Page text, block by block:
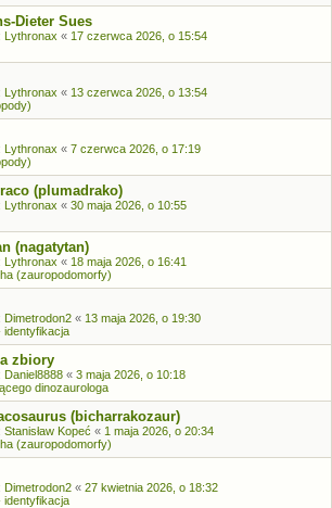
Dieter Sues
Lythronax « 17 czerwca 2026, o 15:54
Lythronax « 13 czerwca 2026, o 13:54
Lythronax « 7 czerwca 2026, o 17:19
(plumadrako)
Lythronax « 30 maja 2026, o 10:55
(nagatytan)
Lythronax « 18 maja 2026, o 16:41
(zauropodomorfy)
Dimetrodon2 « 13 maja 2026, o 19:30
identyfikacja
zbiory
Daniel8888 « 3 maja 2026, o 10:18
dinozaurologa
(bicharrakozaur)
Stanisław Kopeć « 1 maja 2026, o 20:34
(zauropodomorfy)
Dimetrodon2 « 27 kwietnia 2026, o 18:32
identyfikacja